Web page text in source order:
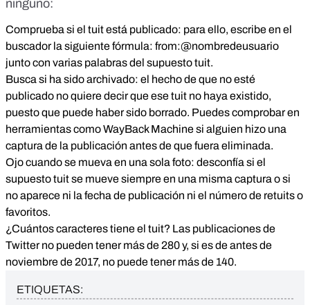
ninguno:
Comprueba si el tuit está publicado: para ello, escribe en el
buscador la siguiente fórmula: from:@nombredeusuario
junto con varias palabras del supuesto tuit.
Busca si ha sido archivado: el hecho de que no esté
publicado no quiere decir que ese tuit no haya existido,
puesto que puede haber sido borrado. Puedes comprobar en
herramientas como WayBack Machine si alguien hizo una
captura de la publicación antes de que fuera eliminada.
Ojo cuando se mueva en una sola foto: desconfía si el
supuesto tuit se mueve siempre en una misma captura o si
no aparece ni la fecha de publicación ni el número de retuits o
favoritos.
¿Cuántos caracteres tiene el tuit? Las publicaciones de
Twitter no pueden tener más de 280 y, si es de antes de
noviembre de 2017, no puede tener más de 140.
ETIQUETAS: